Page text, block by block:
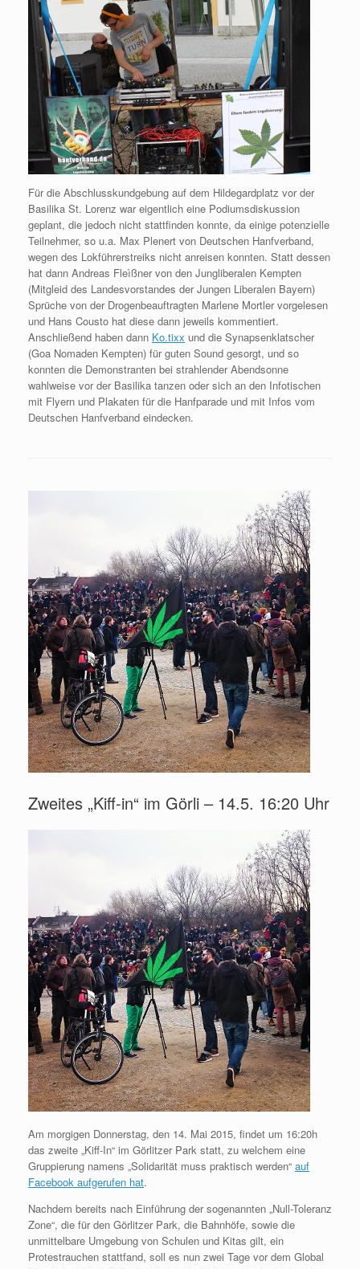
Für die Abschlusskundgebung auf dem Hildegardplatz vor der
Basilika St. Lorenz war eigentlich eine Podiumsdiskussion
geplant, die jedoch nicht stattfinden konnte, da einige potenzielle
Teilnehmer, so u.a. Max Plenert von Deutschen Hanfverband,
wegen des Lokführerstreiks nicht anreisen konnten. Statt dessen
hat dann Andreas Fleìßner von den Jungliberalen Kempten
(Mitgleid des Landesvorstandes der Jungen Liberalen Bayern)
Sprüche von der Drogenbeauftragten Marlene Mortler vorgelesen
und Hans Cousto hat diese dann jeweils kommentiert.
Anschließend haben dann Ko.tixx und die Synapsenklatscher
(Goa Nomaden Kempten) für guten Sound gesorgt, und so
konnten die Demonstranten bei strahlender Abendsonne
wahlweise vor der Basilika tanzen oder sich an den Infotischen
mit Flyern und Plakaten für die Hanfparade und mit Infos vom
Deutschen Hanfverband eindecken.
Zweites „Kiff-in“ im Görli – 14.5. 16:20 Uhr
Am morgigen Donnerstag, den 14. Mai 2015, findet um 16:20h
das zweite „Kiff-In“ im Görlitzer Park statt, zu welchem eine
Gruppierung namens „Solidarität muss praktisch werden“ auf
Facebook aufgerufen hat.
Nachdem bereits nach Einführung der sogenannten „Null-Toleranz
Zone“, die für den Görlitzer Park, die Bahnhöfe, sowie die
unmittelbare Umgebung von Schulen und Kitas gilt, ein
Protestrauchen stattfand, soll es nun zwei Tage vor dem Global